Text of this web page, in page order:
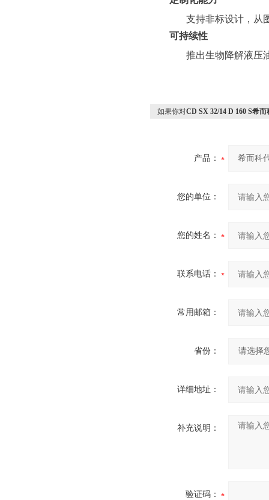
支持非标设计，从
可持续性
推出生物降解液压
如果你对CD SX 32/14 D 160 S希
产品：
您的单位：
您的姓名：
联系电话：
常用邮箱：
省份：
详细地址：
补充说明：
验证码：